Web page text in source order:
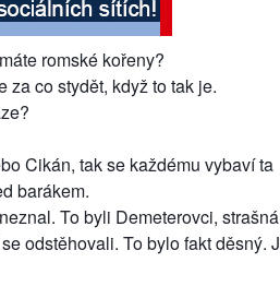
romské kořeny?
za co stydět, když to tak je.
Cikán, tak se každému vybaví ta
barákem.
To byli Demeterovci,
odstěhovali. To bylo fakt děsný.